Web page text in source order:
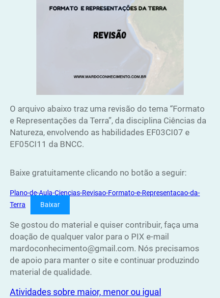
O arquivo abaixo traz uma revisão do tema “Formato
e Representações da Terra”, da disciplina Ciências da
Natureza, envolvendo as habilidades EF03CI07 e
EF05CI11 da BNCC.
Baixe gratuitamente clicando no botão a seguir:
Plano-de-Aula-Ciencias-Revisao-Formato-e-Representacao-da-
Terra
Baixar
Se gostou do material e quiser contribuir, faça uma
doação de qualquer valor para o PIX e-mail
mardoconhecimento@gmail.com. Nós precisamos
de apoio para manter o site e continuar produzindo
material de qualidade.
Atividades sobre maior, menor ou igual